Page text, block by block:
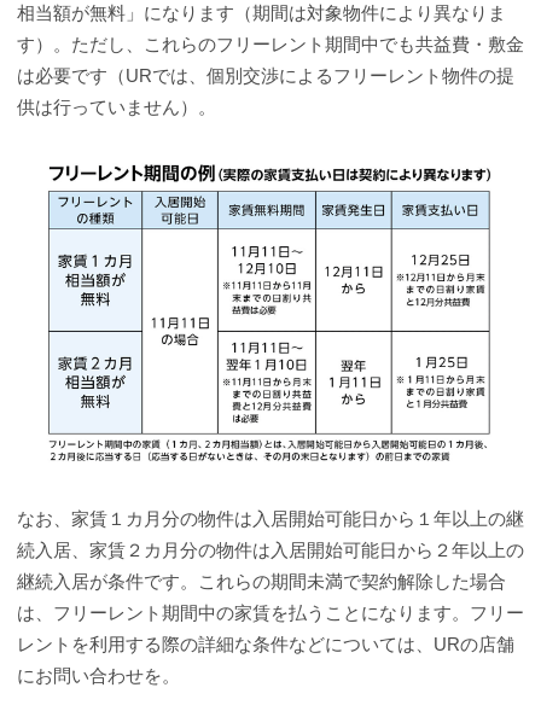
相当額が無料」になります（期間は対象物件により異なりま
す）。ただし、これらのフリーレント期間中でも共益費・敷金
は必要です（URでは、個別交渉によるフリーレント物件の提
供は行っていません）。
なお、家賃１カ月分の物件は入居開始可能日から１年以上の継
続入居、家賃２カ月分の物件は入居開始可能日から２年以上の
継続入居が条件です。これらの期間未満で契約解除した場合
は、フリーレント期間中の家賃を払うことになります。フリー
レントを利用する際の詳細な条件などについては、URの店舗
にお問い合わせを。